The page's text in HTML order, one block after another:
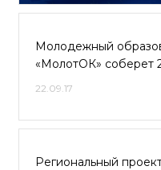
Молодежный
«МолотОК» соберет
22.09.17
Региональный